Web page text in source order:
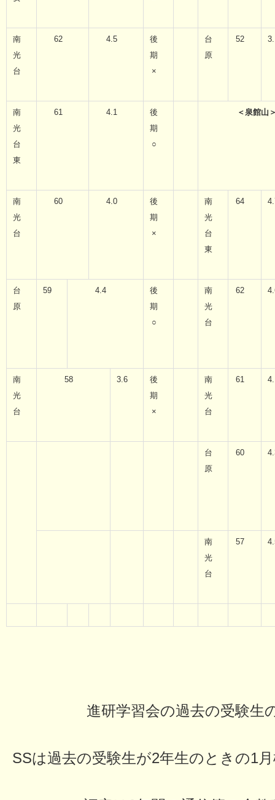
南
光
台
62 4.5
後
期
×
台
原
52
南
光
台
東
61 4.1
後
期
○
＜泉館山
南
光
台
60 4.0
後
期
×
南
光
台
東
64
台
原
59 4.4
後
期
○
南
光
台
62
南
光
台
58 3.6
後
期
×
南
光
台
61
台
原
60
南
光
台
57
進研学習会の過去の受験生
SSは過去の受験生が2年生のときの1